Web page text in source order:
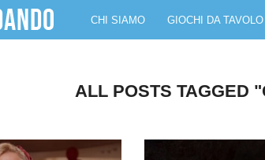
CHI SIAMO GIOCHI DA TAVOLO
ALL POSTS TAGGED